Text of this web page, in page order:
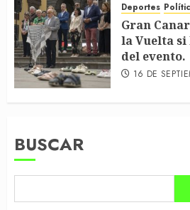
Deportes
Gran
la Vuelta
del evento.
16 DE
BUSCAR